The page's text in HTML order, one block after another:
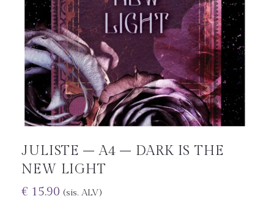
JULISTE – A4 – DARK IS THE
NEW LIGHT
€ 15.90 (sis. ALV)